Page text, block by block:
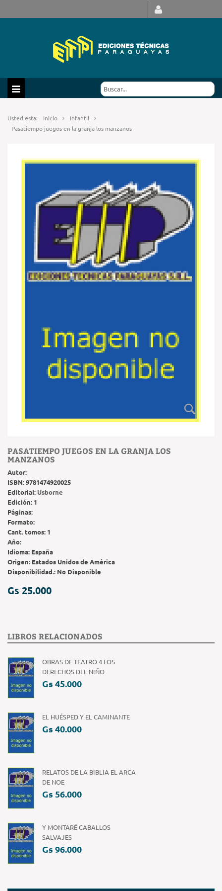
Usted esta: Inicio
Infantil
Pasatiempo juegos en la granja los manzanos
PASATIEMPO JUEGOS EN LA GRANJA LOS
MANZANOS
Autor:
ISBN:9781474920025
Editorial: Usborne
Edición: 1
Páginas:
Formato:
Cant. tomos: 1
Año:
Idioma: España
Origen: Estados Unidos de América
Disponibilidad.: No Disponible
Gs 25.000
LIBROS RELACIONADOS
OBRAS DE TEATRO 4 LOS
DERECHOS DEL NIÑO
Gs 45.000
EL HUÉSPED Y EL CAMINANTE
Gs 40.000
RELATOS DE LA BIBLIA EL ARCA
DE NOE
Gs 56.000
Y MONTARÉ CABALLOS
SALVAJES
Gs 96.000